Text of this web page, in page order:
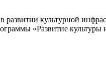
культурной
«Развитие